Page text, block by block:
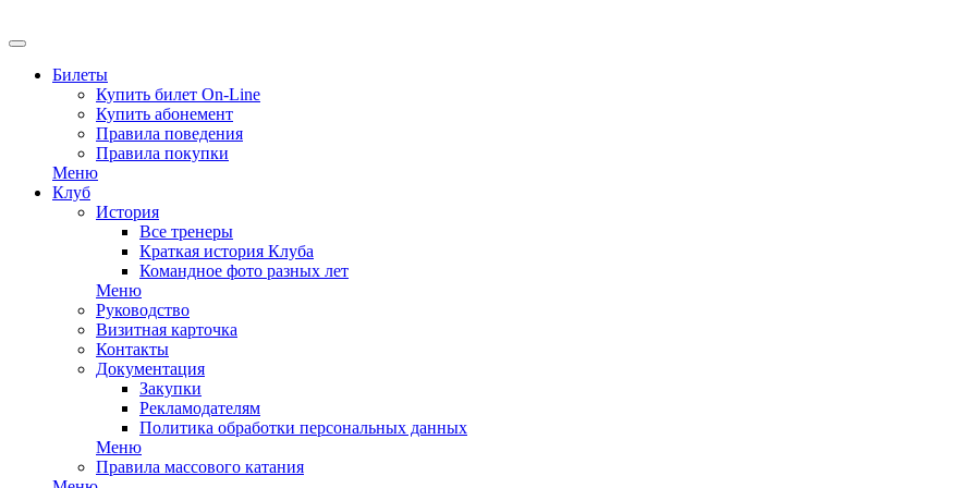
Билеты
Купить билет On-Line
Купить абонемент
Правила поведения
Правила покупки
Меню
Клуб
История
Все тренеры
Краткая история Клуба
Командное фото разных лет
Меню
Руководство
Визитная карточка
Контакты
Документация
Закупки
Рекламодателям
Политика обработки персональных данных
Меню
Правила массового катания